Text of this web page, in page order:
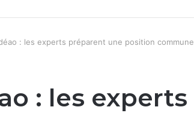
: les experts préparent une position commune
: les experts